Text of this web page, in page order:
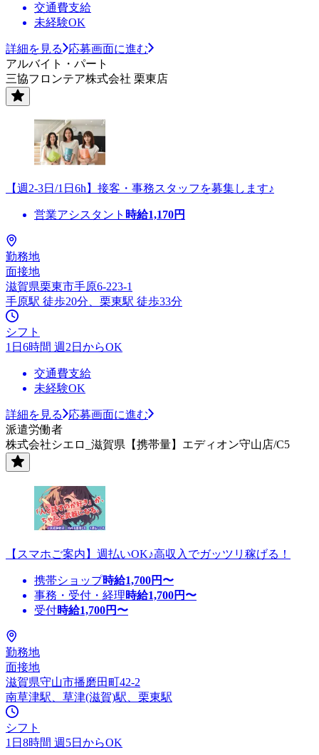
交通費支給
未経験OK
詳細を見る
応募画面に進む
アルバイト・パート
三協フロンテア株式会社 栗東店
【週2-3日/1日6h】接客・事務スタッフを募集します♪
営業アシスタント 時給1,170円
勤務地
面接地
滋賀県栗東市手原6-223-1
手原駅 徒歩20分、栗東駅 徒歩33分
シフト
1日6時間 週2日からOK
交通費支給
未経験OK
詳細を見る
応募画面に進む
派遣労働者
株式会社シエロ_滋賀県【携帯量】エディオン守山店/C5
【スマホご案内】週払いOK♪高収入でガッツリ稼げる！
携帯ショップ時給1,700円〜
事務・受付・経理時給1,700円〜
受付時給1,700円〜
勤務地
面接地
滋賀県守山市播磨田町42-2
南草津駅、草津(滋賀)駅、栗東駅
シフト
1日8時間 週5日からOK